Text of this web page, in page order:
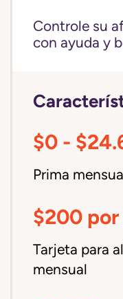
Controle su
con ayuda y
$0 -
Prima
$200 por
Tarjeta para
mensual